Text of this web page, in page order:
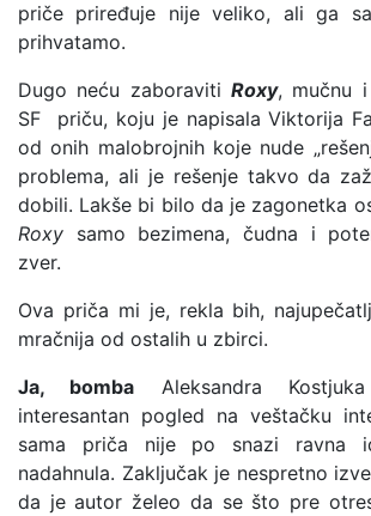
priče priređuje nije veliko, ali ga
prihvatamo.
Dugo neću zaboraviti Roxy, mučnu i
SF priču, koju je napisala Viktorija
od onih malobrojnih koje nude
problema, ali je rešenje takvo da
dobili. Lakše bi bilo da je zagonetka
Roxy samo bezimena, čudna i
zver.
Ova priča mi je, rekla bih,
mračnija od ostalih u zbirci.
Ja, bomba Aleksandra
interesantan pogled na veštačku
sama priča nije po snazi ravna
nadahnula. Zaključak je nespretno
da je autor želeo da se što pre